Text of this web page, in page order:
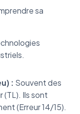
sa
: Souvent des
(TL). Ils sont
(Erreur 14/15).